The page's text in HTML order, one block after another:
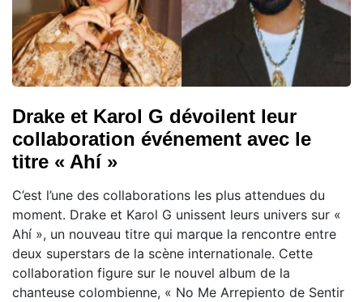
Drake et Karol G dévoilent leur
collaboration événement avec le
titre « Ahí »
C’est l’une des collaborations les plus attendues du
moment. Drake et Karol G unissent leurs univers sur «
Ahí », un nouveau titre qui marque la rencontre entre
deux superstars de la scène internationale. Cette
collaboration figure sur le nouvel album de la
chanteuse colombienne, « No Me Arrepiento de Sentir